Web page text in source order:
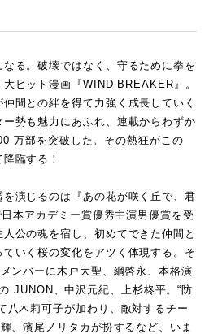
る。破壊ではなく、守るために拳を
ヒット漫画『WIND BREAKER』。
間との絆を得て力強く成⾧していく
勢も魅力にあふれ、連載からわずか
万部を突破した。その熱狂がこの
臨する！
演じるのは『あの花が咲く丘で、君
本アカデミー賞優秀主演男優賞を受
公の魂を宿し、初めてできた仲間と
いく桜の変化をアツく体現する。そ
ンバーに木戸大聖、綱啓永、本格演
JUNON、中沢元紀、上杉柊平。“防
八木莉可子が加わり、敵対するチー
、濱尾ノリタカが扮するなど、いま